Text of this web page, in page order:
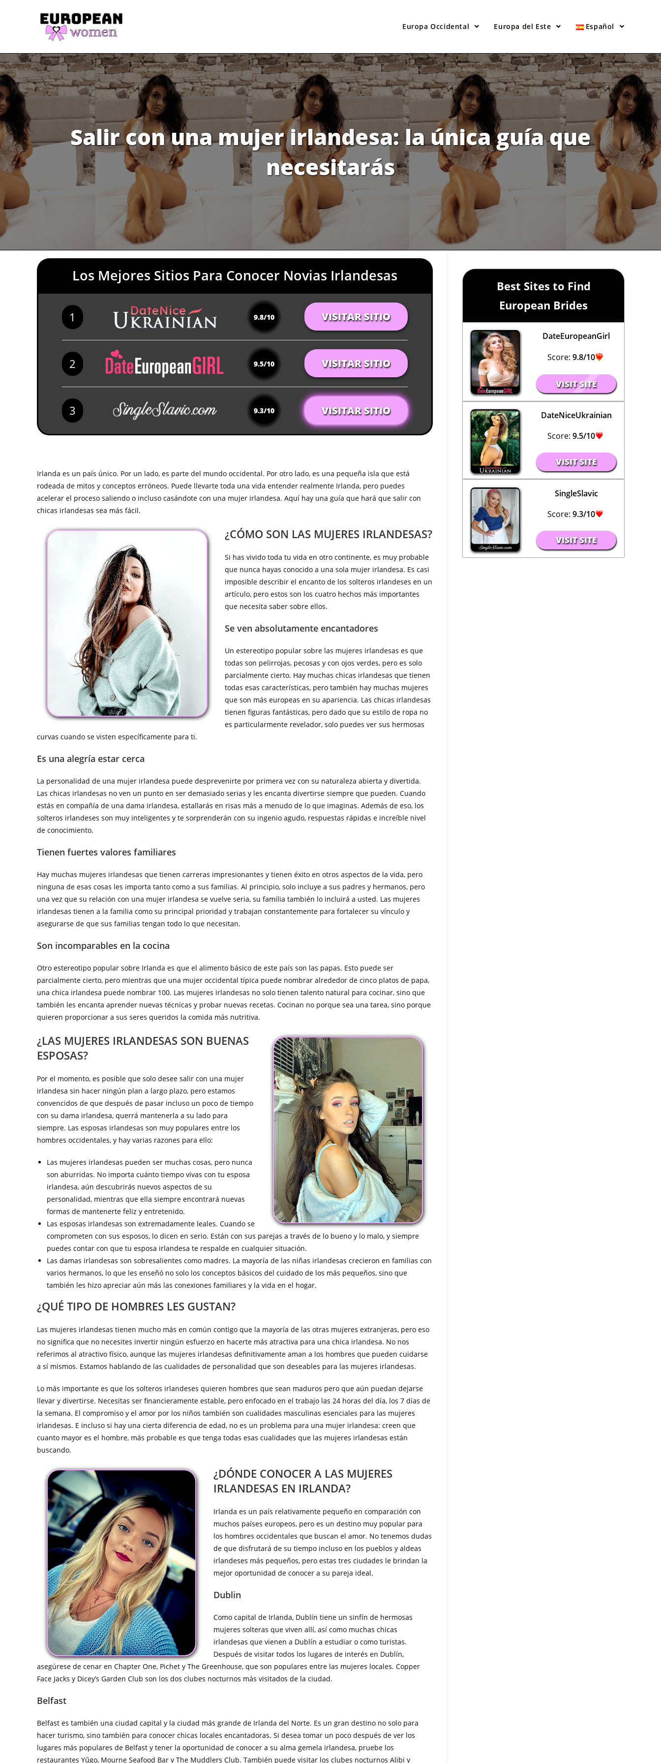
Europa Occidental Europa del Este Español
Salir con una mujer irlandesa: la única guía que
necesitarás
Los Mejores Sitios Para Conocer Novias Irlandesas
1 9.8/10 VISITAR SITIO
2 9.5/10 VISITAR SITIO
3 9.3/10 VISITAR SITIO
Irlanda es un país único. Por un lado, es parte del mundo occidental. Por otro lado, es una pequeña isla que está
rodeada de mitos y conceptos erróneos. Puede llevarte toda una vida entender realmente Irlanda, pero puedes
acelerar el proceso saliendo o incluso casándote con una mujer irlandesa. Aquí hay una guía que hará que salir con
chicas irlandesas sea más fácil.
¿CÓMO SON LAS MUJERES IRLANDESAS?
Si has vivido toda tu vida en otro continente, es muy probable
que nunca hayas conocido a una sola mujer irlandesa. Es casi
imposible describir el encanto de los solteros irlandeses en un
artículo, pero estos son los cuatro hechos más importantes
que necesita saber sobre ellos.
Se ven absolutamente encantadores
Un estereotipo popular sobre las mujeres irlandesas es que
todas son pelirrojas, pecosas y con ojos verdes, pero es solo
parcialmente cierto. Hay muchas chicas irlandesas que tienen
todas esas características, pero también hay muchas mujeres
que son más europeas en su apariencia. Las chicas irlandesas
tienen figuras fantásticas, pero dado que su estilo de ropa no
es particularmente revelador, solo puedes ver sus hermosas
curvas cuando se visten específicamente para ti.
Es una alegría estar cerca
La personalidad de una mujer irlandesa puede desprevenirte por primera vez con su naturaleza abierta y divertida.
Las chicas irlandesas no ven un punto en ser demasiado serias y les encanta divertirse siempre que pueden. Cuando
estás en compañía de una dama irlandesa, estallarás en risas más a menudo de lo que imaginas. Además de eso, los
solteros irlandeses son muy inteligentes y te sorprenderán con su ingenio agudo, respuestas rápidas e increíble nivel
de conocimiento.
Tienen fuertes valores familiares
Hay muchas mujeres irlandesas que tienen carreras impresionantes y tienen éxito en otros aspectos de la vida, pero
ninguna de esas cosas les importa tanto como a sus familias. Al principio, solo incluye a sus padres y hermanos, pero
una vez que su relación con una mujer irlandesa se vuelve seria, su familia también lo incluirá a usted. Las mujeres
irlandesas tienen a la familia como su principal prioridad y trabajan constantemente para fortalecer su vínculo y
asegurarse de que sus familias tengan todo lo que necesitan.
Son incomparables en la cocina
Otro estereotipo popular sobre Irlanda es que el alimento básico de este país son las papas. Esto puede ser
parcialmente cierto, pero mientras que una mujer occidental típica puede nombrar alrededor de cinco platos de papa,
una chica irlandesa puede nombrar 100. Las mujeres irlandesas no solo tienen talento natural para cocinar, sino que
también les encanta aprender nuevas técnicas y probar nuevas recetas. Cocinan no porque sea una tarea, sino porque
quieren proporcionar a sus seres queridos la comida más nutritiva.
¿LAS MUJERES IRLANDESAS SON BUENAS
ESPOSAS?
Por el momento, es posible que solo desee salir con una mujer
irlandesa sin hacer ningún plan a largo plazo, pero estamos
convencidos de que después de pasar incluso un poco de tiempo
con su dama irlandesa, querrá mantenerla a su lado para
siempre. Las esposas irlandesas son muy populares entre los
hombres occidentales, y hay varias razones para ello:
Las mujeres irlandesas pueden ser muchas cosas, pero nunca
son aburridas. No importa cuánto tiempo vivas con tu esposa
irlandesa, aún descubrirás nuevos aspectos de su
personalidad, mientras que ella siempre encontrará nuevas
formas de mantenerte feliz y entretenido.
Las esposas irlandesas son extremadamente leales. Cuando se
comprometen con sus esposos, lo dicen en serio. Están con sus parejas a través de lo bueno y lo malo, y siempre
puedes contar con que tu esposa irlandesa te respalde en cualquier situación.
Las damas irlandesas son sobresalientes como madres. La mayoría de las niñas irlandesas crecieron en familias con
varios hermanos, lo que les enseñó no solo los conceptos básicos del cuidado de los más pequeños, sino que
también les hizo apreciar aún más las conexiones familiares y la vida en el hogar.
¿QUÉ TIPO DE HOMBRES LES GUSTAN?
Las mujeres irlandesas tienen mucho más en común contigo que la mayoría de las otras mujeres extranjeras, pero eso
no significa que no necesites invertir ningún esfuerzo en hacerte más atractiva para una chica irlandesa. No nos
referimos al atractivo físico, aunque las mujeres irlandesas definitivamente aman a los hombres que pueden cuidarse
a sí mismos. Estamos hablando de las cualidades de personalidad que son deseables para las mujeres irlandesas.
Lo más importante es que los solteros irlandeses quieren hombres que sean maduros pero que aún puedan dejarse
llevar y divertirse. Necesitas ser financieramente estable, pero enfocado en el trabajo las 24 horas del día, los 7 días de
la semana. El compromiso y el amor por los niños también son cualidades masculinas esenciales para las mujeres
irlandesas. E incluso si hay una cierta diferencia de edad, no es un problema para una mujer irlandesa: creen que
cuanto mayor es el hombre, más probable es que tenga todas esas cualidades que las mujeres irlandesas están
buscando.
¿DÓNDE CONOCER A LAS MUJERES
IRLANDESAS EN IRLANDA?
Irlanda es un país relativamente pequeño en comparación con
muchos países europeos, pero es un destino muy popular para
los hombres occidentales que buscan el amor. No tenemos dudas
de que disfrutará de su tiempo incluso en los pueblos y aldeas
irlandeses más pequeños, pero estas tres ciudades le brindan la
mejor oportunidad de conocer a su pareja ideal.
Dublin
Como capital de Irlanda, Dublín tiene un sinfín de hermosas
mujeres solteras que viven allí, así como muchas chicas
irlandesas que vienen a Dublín a estudiar o como turistas.
Después de visitar todos los lugares de interés en Dublín,
asegúrese de cenar en Chapter One, Pichet y The Greenhouse, que son populares entre las mujeres locales. Copper
Face Jacks y Dicey’s Garden Club son los dos clubes nocturnos más visitados de la ciudad.
Belfast
Belfast es también una ciudad capital y la ciudad más grande de Irlanda del Norte. Es un gran destino no solo para
hacer turismo, sino también para conocer chicas locales encantadoras. Si desea tomar un poco después de ver los
lugares más populares de Belfast y tener la oportunidad de conocer a su alma gemela irlandesa, pruebe los
restaurantes Yűgo, Mourne Seafood Bar y The Muddlers Club. También puede visitar los clubes nocturnos Alibi y
Best Sites to Find
European Brides
DateEuropeanGirl
Score: 9.8/10
VISIT SITE
DateNiceUkrainian
Score: 9.5/10
VISIT SITE
SingleSlavic
Score: 9.3/10
VISIT SITE